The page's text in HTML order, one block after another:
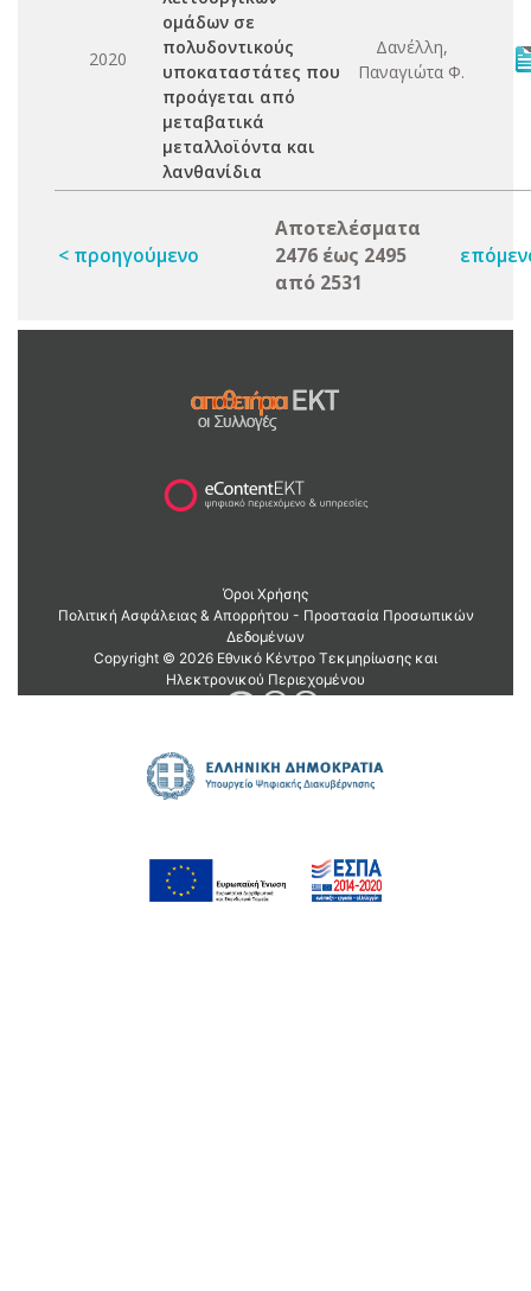
2020
ομάδων σε
πολυδοντικούς
υποκαταστάτες που
προάγεται από
μεταβατικά
μεταλλοϊόντα και
λανθανίδια
Δανέλλη,
Παναγιώτα Φ.
< προηγούμενο
Αποτελέσματα
2476 έως 2495
από 2531